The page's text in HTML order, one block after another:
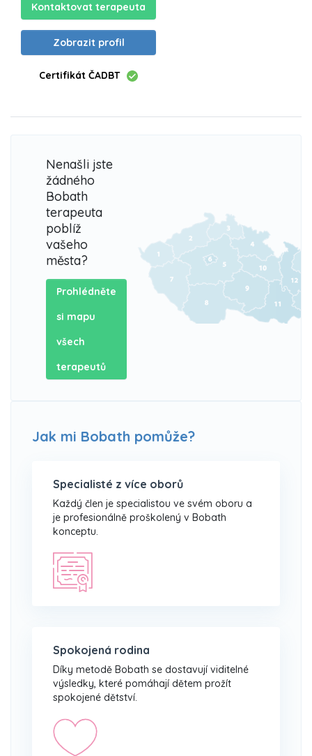
Kontaktovat terapeuta
Zobrazit profil
Certifikát ČADBT
Nenašli jste
žádného
Bobath
terapeuta
poblíž
vašeho
města?
Prohlédněte
si mapu
všech
terapeutů
Jak mi Bobath pomůže?
Specialisté z více oborů
Každý člen je specialistou ve svém oboru a
je profesionálně proškolený v Bobath
konceptu.
Spokojená rodina
Díky metodě Bobath se dostavují viditelné
výsledky, které pomáhají dětem prožít
spokojené dětství.